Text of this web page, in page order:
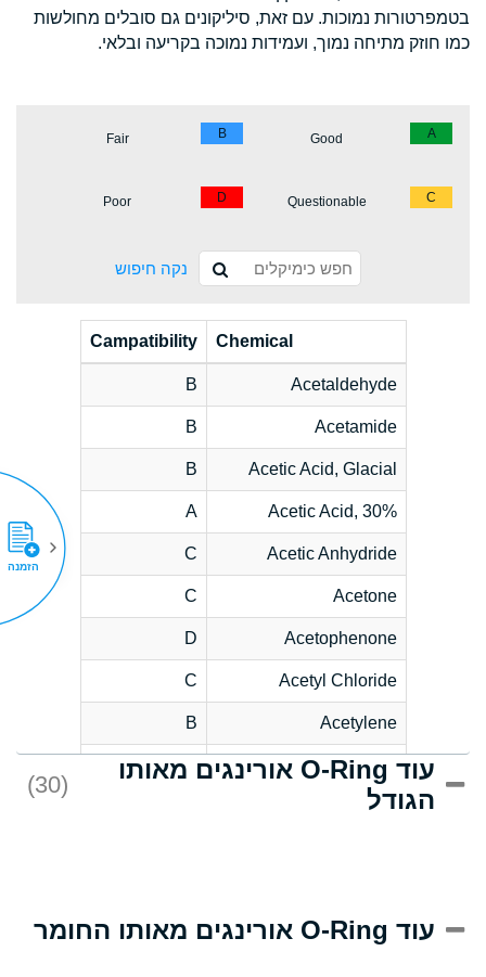
בטמפרטורות נמוכות. עם זאת, סיליקונים גם סובלים מחולשות
כמו חוזק מתיחה נמוך, ועמידות נמוכה בקריעה ובלאי.
A
Good
B
Fair
C
Questionable
D
Poor
נקה חיפוש
Chemical
Campatibility
Acetaldehyde
B
Acetamide
B
Acetic Acid, Glacial
B
Acetic Acid, 30%
A
Acetic Anhydride
C
Acetone
C
Acetophenone
D
Acetyl Chloride
C
Acetylene
B
Acrlylonitrile
D
Adipic Acid
(Aqueous)
עוד O-Ring אורינגים מאותו
הגודל
(30)
עוד O-Ring אורינגים מאותו החומר
הזמנה